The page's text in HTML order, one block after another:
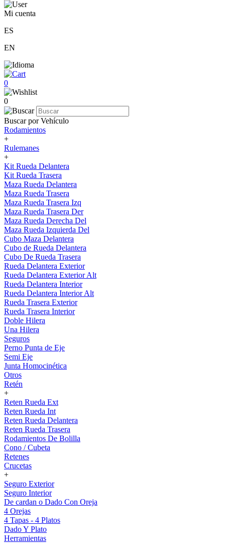
Mi cuenta
ES
EN
0
0
Buscar por Vehículo
Rodamientos
+
Rulemanes
+
Kit Rueda Delantera
Kit Rueda Trasera
Maza Rueda Delantera
Maza Rueda Trasera
Maza Rueda Trasera Izq
Maza Rueda Trasera Der
Maza Rueda Derecha Del
Maza Rueda Izquierda Del
Cubo Maza Delantera
Cubo de Rueda Delantera
Cubo De Rueda Trasera
Rueda Delantera Exterior
Rueda Delantera Exterior Alt
Rueda Delantera Interior
Rueda Delantera Interior Alt
Rueda Trasera Exterior
Rueda Trasera Interior
Doble Hilera
Una Hilera
Seguros
Perno Punta de Eje
Semi Eje
Junta Homocinética
Otros
Retén
+
Reten Rueda Ext
Reten Rueda Int
Reten Rueda Delantera
Reten Rueda Trasera
Rodamientos De Bolilla
Cono / Cubeta
Retenes
Crucetas
+
Seguro Exterior
Seguro Interior
De cardan o Dado Con Oreja
4 Orejas
4 Tapas - 4 Platos
Dado Y Plato
Herramientas